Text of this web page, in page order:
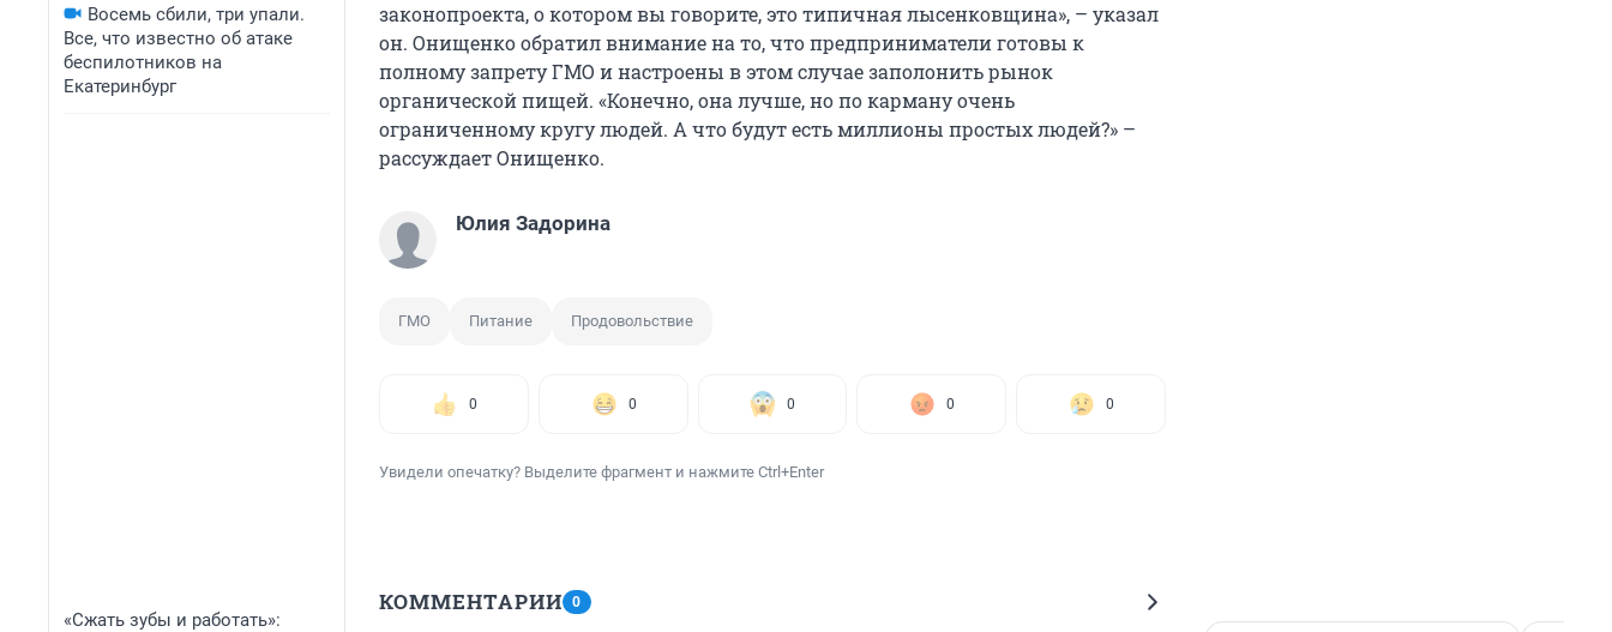
Восемь сбили, три упали.
Все, что известно об атаке
беспилотников на
Екатеринбург
«Сжать зубы и работать»:
законопроекта, о котором вы говорите, это типичная лысенковщина», – указал
он. Онищенко обратил внимание на то, что предприниматели готовы к
полному запрету ГМО и настроены в этом случае заполонить рынок
органической пищей. «Конечно, она лучше, но по карману очень
ограниченному кругу людей. А что будут есть миллионы простых людей?» –
рассуждает Онищенко.
Юлия Задорина
ГМО Питание Продовольствие
0 0 0 0 0
Увидели опечатку? Выделите фрагмент и нажмите Ctrl+Enter
КОММЕНТАРИИ 0